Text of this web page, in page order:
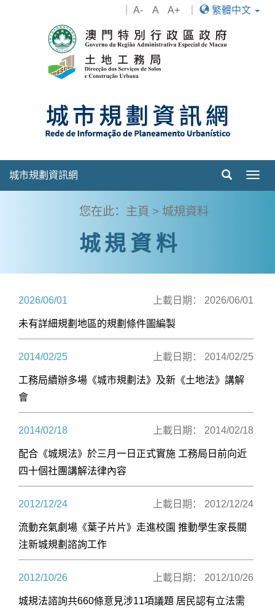
A- A A+ 繁體中文
城市規劃資訊網
您在此： 主頁 > 城規資料
城規資料
2026/06/01 上載日期： 2026/06/01
未有詳細規劃地區的規劃條件圖編製
2014/02/25 上載日期： 2014/02/25
工務局續辦多場《城市規劃法》及新《土地法》講解
會
2014/02/18 上載日期： 2014/02/18
配合《城規法》於三月一日正式實施 工務局日前向近
四十個社團講解法律內容
2012/12/24 上載日期： 2012/12/24
流動充氣劇場《葉子片片》走進校園 推動學生家長關
注新城規劃諮詢工作
2012/10/26 上載日期： 2012/10/26
城規法諮詢共660條意見涉11項議題 居民認有立法需